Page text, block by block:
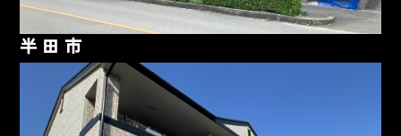
半田市